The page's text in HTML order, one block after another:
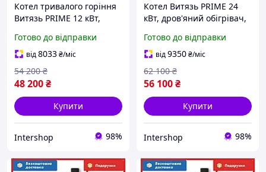
Котел тривалого горіння
Витязь PRIME 12 кВт,
опалення будинку
Готово до відправки
від8033₴/міс
48 200₴
54 200 ₴
Купити
Intershop 98%
Котел Витязь PRIME 24
кВт, дров'яний обігрівач,
твердопаливна піч для
дому
Готово до відправки
від9350₴/міс
56 100₴
62 100 ₴
Купити
Intershop 98%